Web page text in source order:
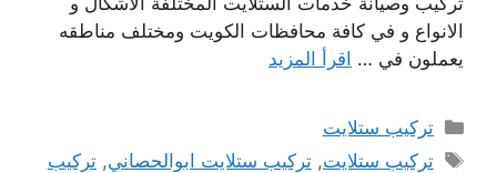
الانواع و في كافة محافظات الكويت ومختلف مناطقه
يعملون في … اقرأ المزيد
التصنيفات
تركيب ستلايت
الوسوم
تركيب ستلايت,تركيب ستلايت ابوالحصاني,تركيب